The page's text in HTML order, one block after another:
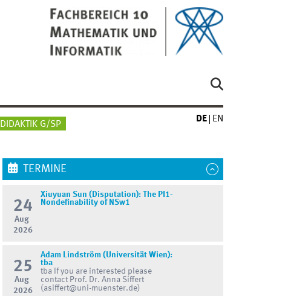
DIDAKTIK G/SP
DE EN
TERMINE
24
Aug
2026
Xiuyuan Sun (Disputation): The PI1-
Nondefinability of NSw1
25
Aug
2026
Adam Lindström (Universität Wien):
tba
tba If you are interested please
contact Prof. Dr. Anna Siffert
(asiffert@uni-muenster.de)